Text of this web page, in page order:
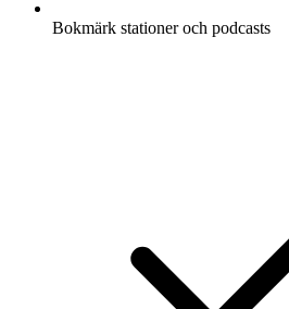
Bokmärk stationer och podcasts